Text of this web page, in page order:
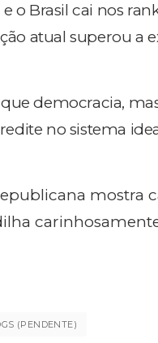
o Brasil cai nos
atual superou a
democracia,
no sistema
mostra
(PENDENTE)